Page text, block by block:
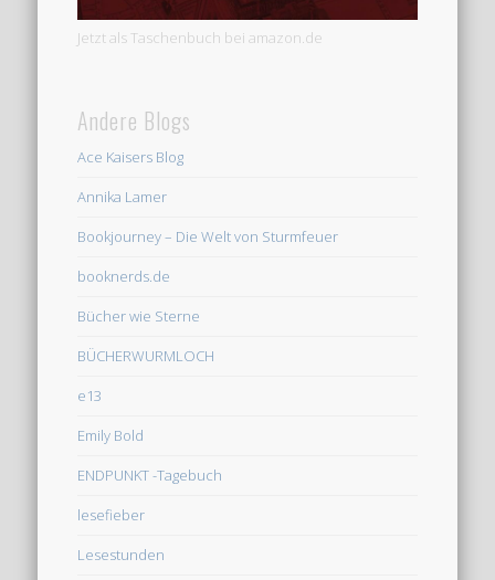
Jetzt als Taschenbuch bei amazon.de
Andere Blogs
Ace Kaisers Blog
Annika Lamer
Bookjourney – Die Welt von Sturmfeuer
booknerds.de
Bücher wie Sterne
BÜCHERWURMLOCH
e13
Emily Bold
ENDPUNKT -Tagebuch
lesefieber
Lesestunden